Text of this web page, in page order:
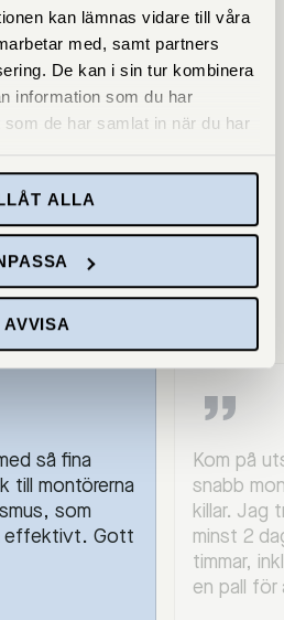
kan lämnas vidare till våra
med, samt partners
De kan i sin tur kombinera
information som du har
de har samlat in när du har
ALLA
AVVISA
recensioner)
kunder
000 fönsterbyten. Här är några
så fina
till montörerna
som
effektivt. Gott
Kom på
snabb
killar. Jag
minst 2
timmar,
en pall